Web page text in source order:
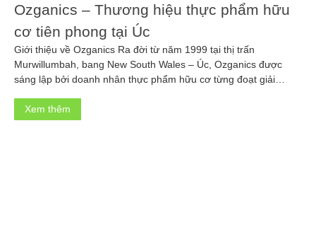
Ozganics – Thương hiệu thực phẩm hữu
cơ tiên phong tại Úc
Giới thiệu về Ozganics Ra đời từ năm 1999 tại thị trấn
Murwillumbah, bang New South Wales – Úc, Ozganics được
sáng lập bởi doanh nhân thực phẩm hữu cơ từng đoạt giải
thuần khiết, an toàn và bền vững, Ozganics đã không ngừng
[…]
Xem thêm